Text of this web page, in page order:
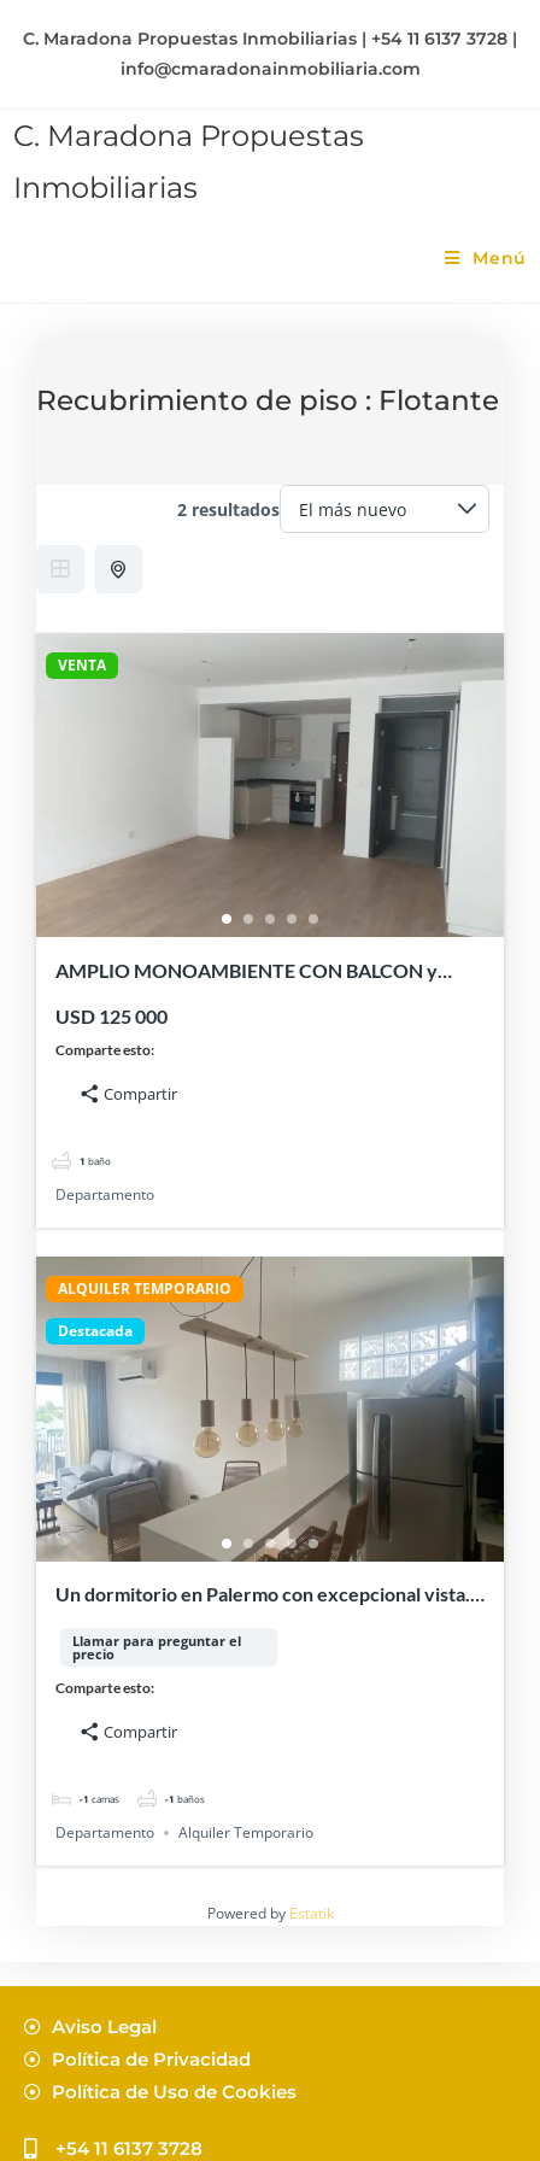
C. Maradona Propuestas Inmobiliarias | +54 11 6137 3728 |
info@cmaradonainmobiliaria.com
C. Maradona Propuestas
Inmobiliarias
Menú
Recubrimiento de piso : Flotante
2 resultados
VENTA
AMPLIO MONOAMBIENTE CON BALCON y
USD 125 000
Comparte esto:
Compartir
1 baño
Departamento
ALQUILER TEMPORARIO
Destacada
Un dormitorio en Palermo con excepcional vista.
Llamar para preguntar el
precio
Comparte esto:
Compartir
-1 camas -1 baños
Departamento Alquiler Temporario
Powered by Estatik
Aviso Legal
Política de Privacidad
Política de Uso de Cookies
+54 11 6137 3728